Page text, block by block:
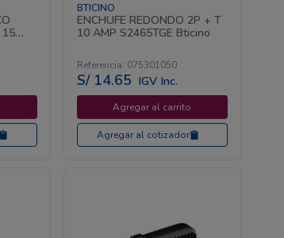
15
BTICINO
ENCHUFE REDONDO 2P + T
10 AMP S2465TGE Bticino
Referencia: 075301050
S/ 14.65 IGV Inc.
Agregar al carrito
Agregar al cotizador